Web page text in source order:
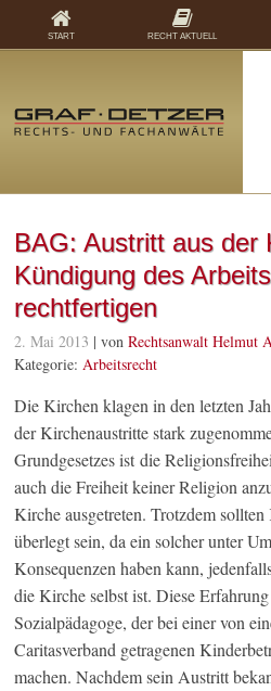
BAG: Austritt aus der
Kündigung des
rechtfertigen
2. Mai 2013 | vonRechtsanwalt Helmut
Kategorie:Arbeitsrecht
Die Kirchen klagen in den letzten
der Kirchenaustritte stark
Grundgesetzes ist die
auch die Freiheit keiner Religion
Kirche ausgetreten. Trotzdem
überlegt sein, da ein solcher unter
Konsequenzen haben kann,
die Kirche selbst ist. Diese
Sozialpädagoge, der bei einer von
Caritasverband getragenen
machen. Nachdem sein Austritt
START RECHT AKTUELL